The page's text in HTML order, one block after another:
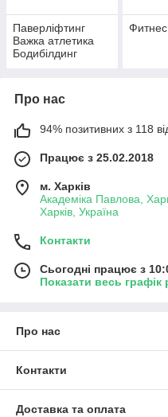
Паверліфтинг
Важка атлетика
Бодибілдинг
Фитнес
Про нас
94% позитивних з 118
Працює з 25.02.2018
м. Харків
Академіка Павлова,
Харків, Україна
Контакти
Сьогодні працює з
Показати весь графік
Про нас
Контакти
Доставка та оплата